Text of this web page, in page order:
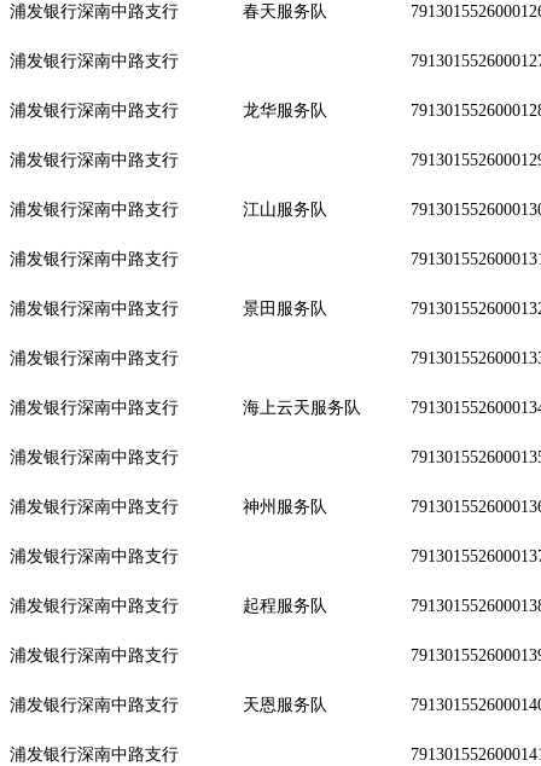
浦发银行深南中路支行 春天服务队
浦发银行深南中路支行
浦发银行深南中路支行 龙华服务队
浦发银行深南中路支行
浦发银行深南中路支行 江山服务队
浦发银行深南中路支行
浦发银行深南中路支行 景田服务队
浦发银行深南中路支行
浦发银行深南中路支行 海上云天服务队
浦发银行深南中路支行
浦发银行深南中路支行 神州服务队
浦发银行深南中路支行
浦发银行深南中路支行 起程服务队
浦发银行深南中路支行
浦发银行深南中路支行 天恩服务队
浦发银行深南中路支行